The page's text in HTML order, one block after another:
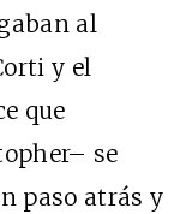
al
y el
que
se
paso atrás y